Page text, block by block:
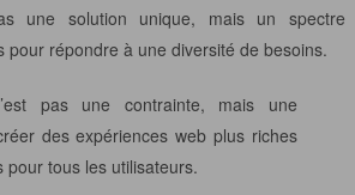
une solution unique, mais un spectre
pour répondre à une diversité de besoins.
pas une contrainte, mais une
des expériences web plus riches
pour tous les utilisateurs.